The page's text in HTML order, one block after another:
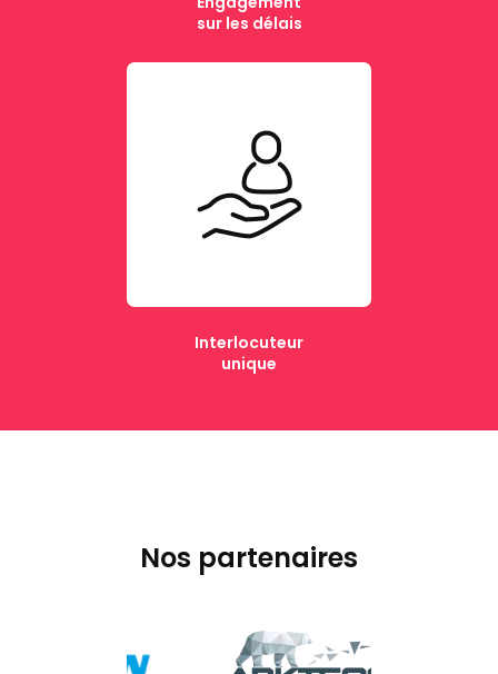
sur les délais
Interlocuteur
unique
Nos partenaires